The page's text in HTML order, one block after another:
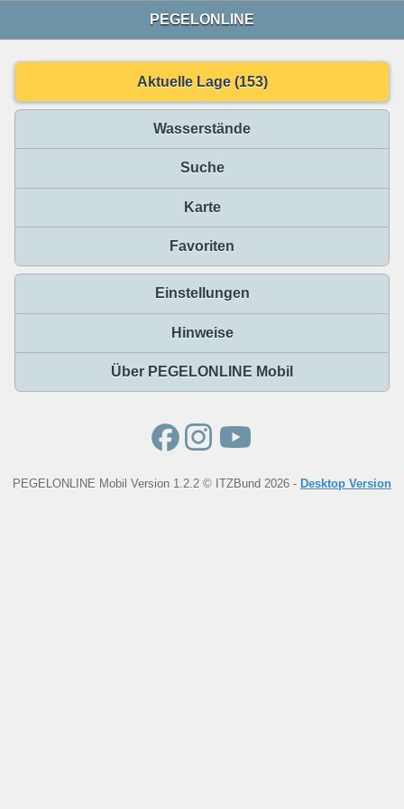
PEGELONLINE
Aktuelle Lage (153)
Wasserstände
Suche
Karte
Favoriten
Einstellungen
Hinweise
Über PEGELONLINE Mobil
PEGELONLINE Mobil Version 1.2.2 © ITZBund 2026 - Desktop Version